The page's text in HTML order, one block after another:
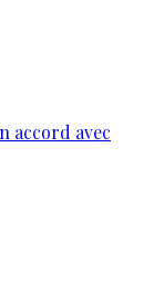
accord avec